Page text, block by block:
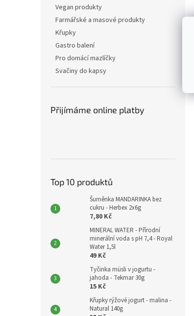
Vegan produkty
Farmářské a masové produkty
Křupky
Gastro balení
Pro domácí mazlíčky
Svačiny do kapsy
Přijímáme online platby
Top 10 produktů
Šuměnka MANDARINKA bez
cukru - Herbex 2x6g
7,80 Kč
MINERAL WATER - Přírodní
minerální voda s pH 7,4 - Royal
Water 1,5l
49 Kč
Tyčinka müsli v jogurtu -
jahoda - Tekmar 30g
15 Kč
Křupky rýžové jogurt - malina -
Natural 140g